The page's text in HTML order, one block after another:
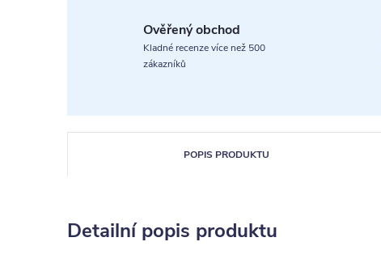
Ověřený obchod
Kladné recenze více než 500
zákazníků
POPIS PRODUKTU
Detailní popis produktu